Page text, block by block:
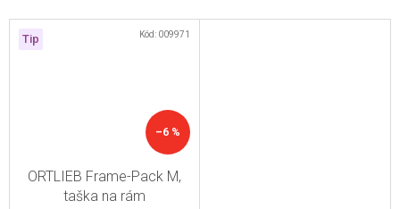
Tip
–6 %
ORTLIEB Frame-Pack M,
taška na rám
Kód: 009971